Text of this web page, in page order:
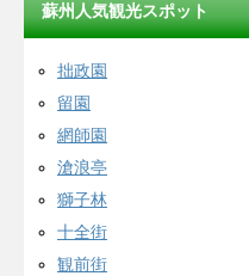
蘇州人気観光スポット
拙政園
留園
網師園
滄浪亭
獅子林
十全街
観前街